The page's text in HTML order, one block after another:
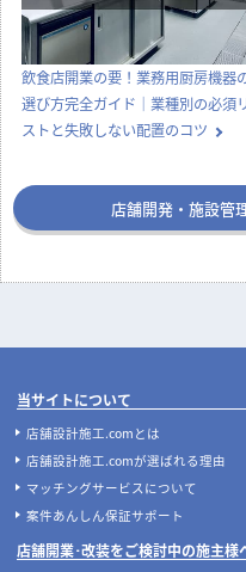
飲食店開業の要！業務用厨房機器
選び方完全ガイド｜業種別の必須
ストと失敗しない配置のコツ
店舗開発・施設管
当サイトについて
店舗設計施工.comとは
店舗設計施工.comが選ばれる理由
マッチングサービスについて
案件あんしん保証サポート
店舗開業･改装をご検討中の施主様